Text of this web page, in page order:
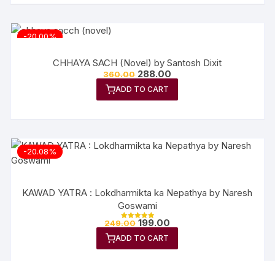
-20.00%
CHHAYA SACH (Novel) by Santosh Dixit
360.00 288.00
ADD TO CART
-20.08%
KAWAD YATRA : Lokdharmikta ka Nepathya by Naresh
Goswami
Rated
out of 5
249.00 199.00
ADD TO CART